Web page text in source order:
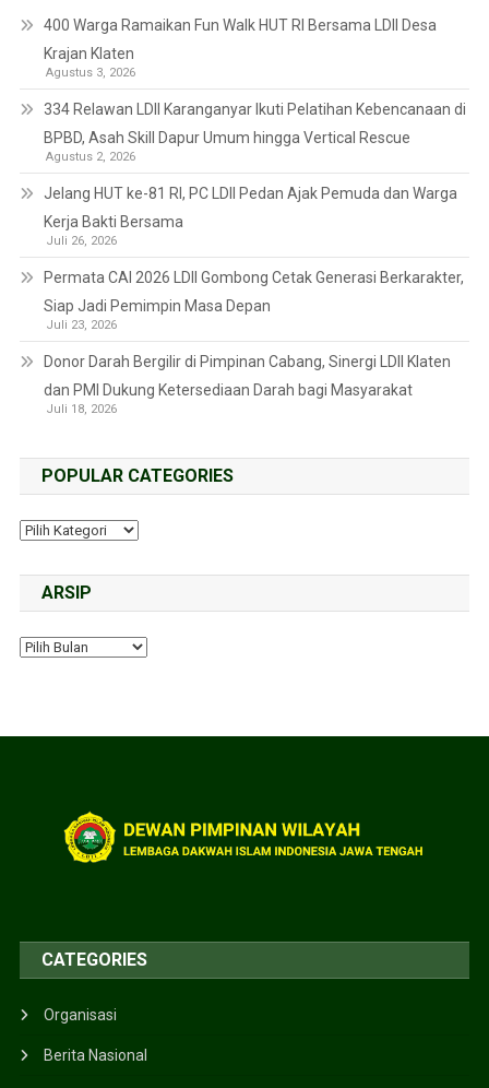
400 Warga Ramaikan Fun Walk HUT RI Bersama LDII Desa
Krajan Klaten
Agustus 3, 2026
334 Relawan LDII Karanganyar Ikuti Pelatihan Kebencanaan di
BPBD, Asah Skill Dapur Umum hingga Vertical Rescue
Agustus 2, 2026
Jelang HUT ke-81 RI, PC LDII Pedan Ajak Pemuda dan Warga
Kerja Bakti Bersama
Juli 26, 2026
Permata CAI 2026 LDII Gombong Cetak Generasi Berkarakter,
Siap Jadi Pemimpin Masa Depan
Juli 23, 2026
Donor Darah Bergilir di Pimpinan Cabang, Sinergi LDII Klaten
dan PMI Dukung Ketersediaan Darah bagi Masyarakat
Juli 18, 2026
POPULAR CATEGORIES
ARSIP
CATEGORIES
Organisasi
Berita Nasional